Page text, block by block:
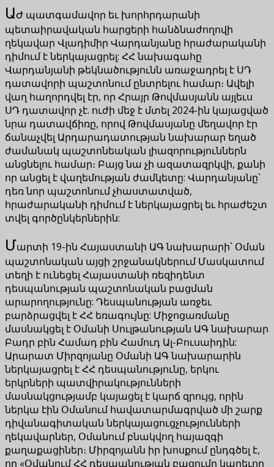
ԱԺ պատգամավոր եւ խորհրդարանի
պետաիրավական հարցերի հանձնաժողովի
ղեկավար Վլադիմիր Վարդանյանը հրաժարականի
դիմում է ներկայացրել: ՀՀ նախագահը
Վարդանյանի թեկնածությունն առաջադրել է ՍԴ
դատավորի պաշտոնում ընտրելու համար։ Ավելի
վաղ հաղորդվել էր, որ Հրայր Թովմասյանն այլեւս
ՍԴ դատավոր չէ. ուժի մեջ է մտել 2024-ին կայացված
նրա դատավճիռը, որով Թովմասյանը մեղավոր էր
ճանաչվել Արդարադատության նախարար եղած
ժամանակ պաշտոնեական լիազորություններն
անցնելու համար։ Բայց նա չի ազատազրկվի, քանի
որ անցել է վաղեմության ժամկետը: Վարդանյանը՝
դեռ նոր պաշտոնում չհաստատված,
հրաժարականի դիմում է ներկայացրել եւ հրաժեշտ
տվել գործընկերներին:
Մարտի 19-ին Հայաստանի ԱԳ նախարարի՝ Օման
պաշտոնական այցի շրջանակներում Մասկատում
տեղի է ունեցել Հայաստանի ռեզիդենտ
դեսպանության պաշտոնական բացման
արարողությունը: Դեսպանության առջեւ
բարձրացվել է ՀՀ եռագույնը: Միջոցառմանը
մասնակցել է Օմանի Սուլթանության ԱԳ նախարար
Բադր բին Համադ բին Համուդ Ալ-Բուսաիդին:
Արարատ Միրզոյանը Օմանի ԱԳ նախարարին
ներկայացրել է ՀՀ դեսպանությունը, երկու
երկրների պատվիրակությունների
մասնակցությամբ կայացել է կարճ զրույց, որին
ներկա էին Օմանում հավատարմագրված մի շարք
դիվանագիտական ներկայացուցչությունների
ղեկավարներ, Օմանում բնակվող հայազգի
քաղաքացիներ։ Միրզոյանն իր խոսքում ընդգծել է,
որ «Օմանում ՀՀ դեսպանության բացումը կարեւոր